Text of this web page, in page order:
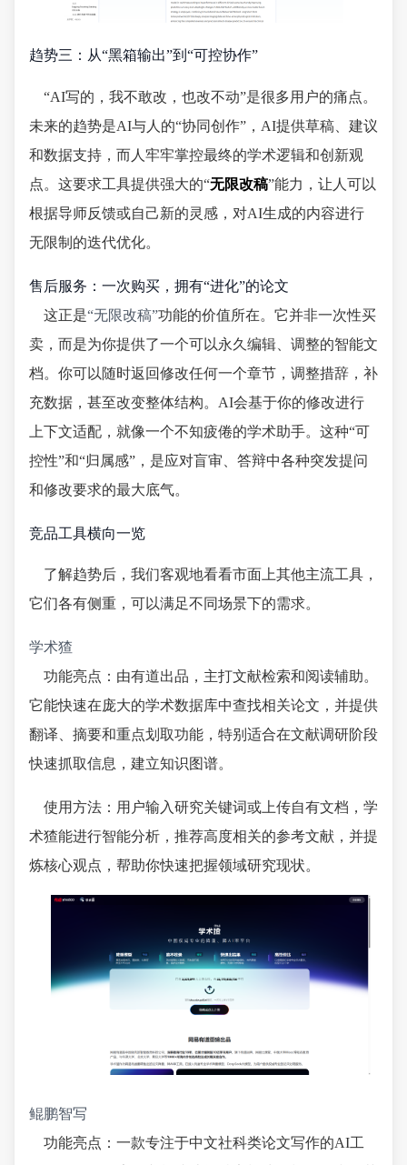
趋势三：从“黑箱输出”到“可控协作”
“AI写的，我不敢改，也改不动”是很多用户的痛点。
未来的趋势是AI与人的“协同创作”，AI提供草稿、建议
和数据支持，而人牢牢掌控最终的学术逻辑和创新观
点。这要求工具提供强大的“无限改稿”能力，让人可以
根据导师反馈或自己新的灵感，对AI生成的内容进行
无限制的迭代优化。
售后服务：一次购买，拥有“进化”的论文
这正是“无限改稿”功能的价值所在。它并非一次性买
卖，而是为你提供了一个可以永久编辑、调整的智能文
档。你可以随时返回修改任何一个章节，调整措辞，补
充数据，甚至改变整体结构。AI会基于你的修改进行
上下文适配，就像一个不知疲倦的学术助手。这种“可
控性”和“归属感”，是应对盲审、答辩中各种突发提问
和修改要求的最大底气。
竞品工具横向一览
了解趋势后，我们客观地看看市面上其他主流工具，
它们各有侧重，可以满足不同场景下的需求。
学术猹
功能亮点：由有道出品，主打文献检索和阅读辅助。
它能快速在庞大的学术数据库中查找相关论文，并提供
翻译、摘要和重点划取功能，特别适合在文献调研阶段
快速抓取信息，建立知识图谱。
使用方法：用户输入研究关键词或上传自有文档，学
术猹能进行智能分析，推荐高度相关的参考文献，并提
炼核心观点，帮助你快速把握领域研究现状。
鲲鹏智写
功能亮点：一款专注于中文社科类论文写作的AI工